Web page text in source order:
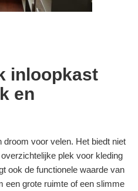
inloopkast
en
droom voor velen. Het biedt niet
plek voor kleding
ook de functionele waarde van
een grote ruimte of een slimme